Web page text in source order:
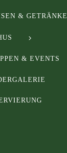
& GETRÄNKE
& EVENTS